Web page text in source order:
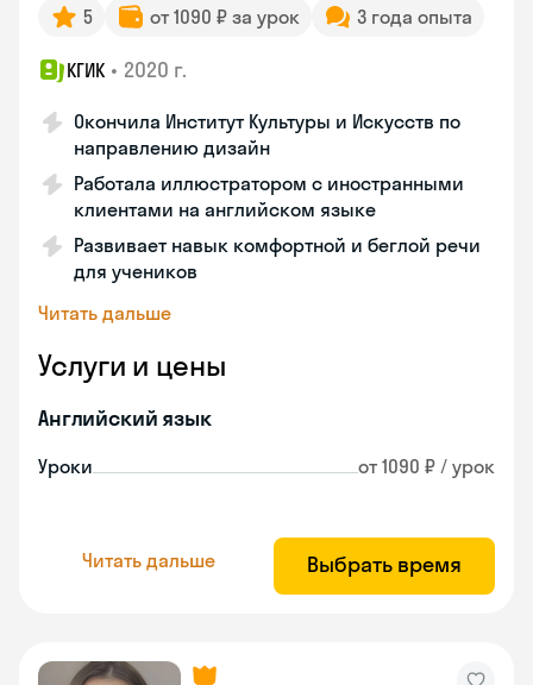
5 от 1090 ₽ за урок 3 года опыта
КГИК • 2020 г.
Окончила Институт Культуры и Искусств по
направлению дизайн
Работала иллюстратором с иностранными
клиентами на английском языке
Развивает навык комфортной и беглой речи
для учеников
Читать дальше
Услуги и цены
Английский язык
Уроки от 1090 ₽ / урок
Читать дальше Выбрать время